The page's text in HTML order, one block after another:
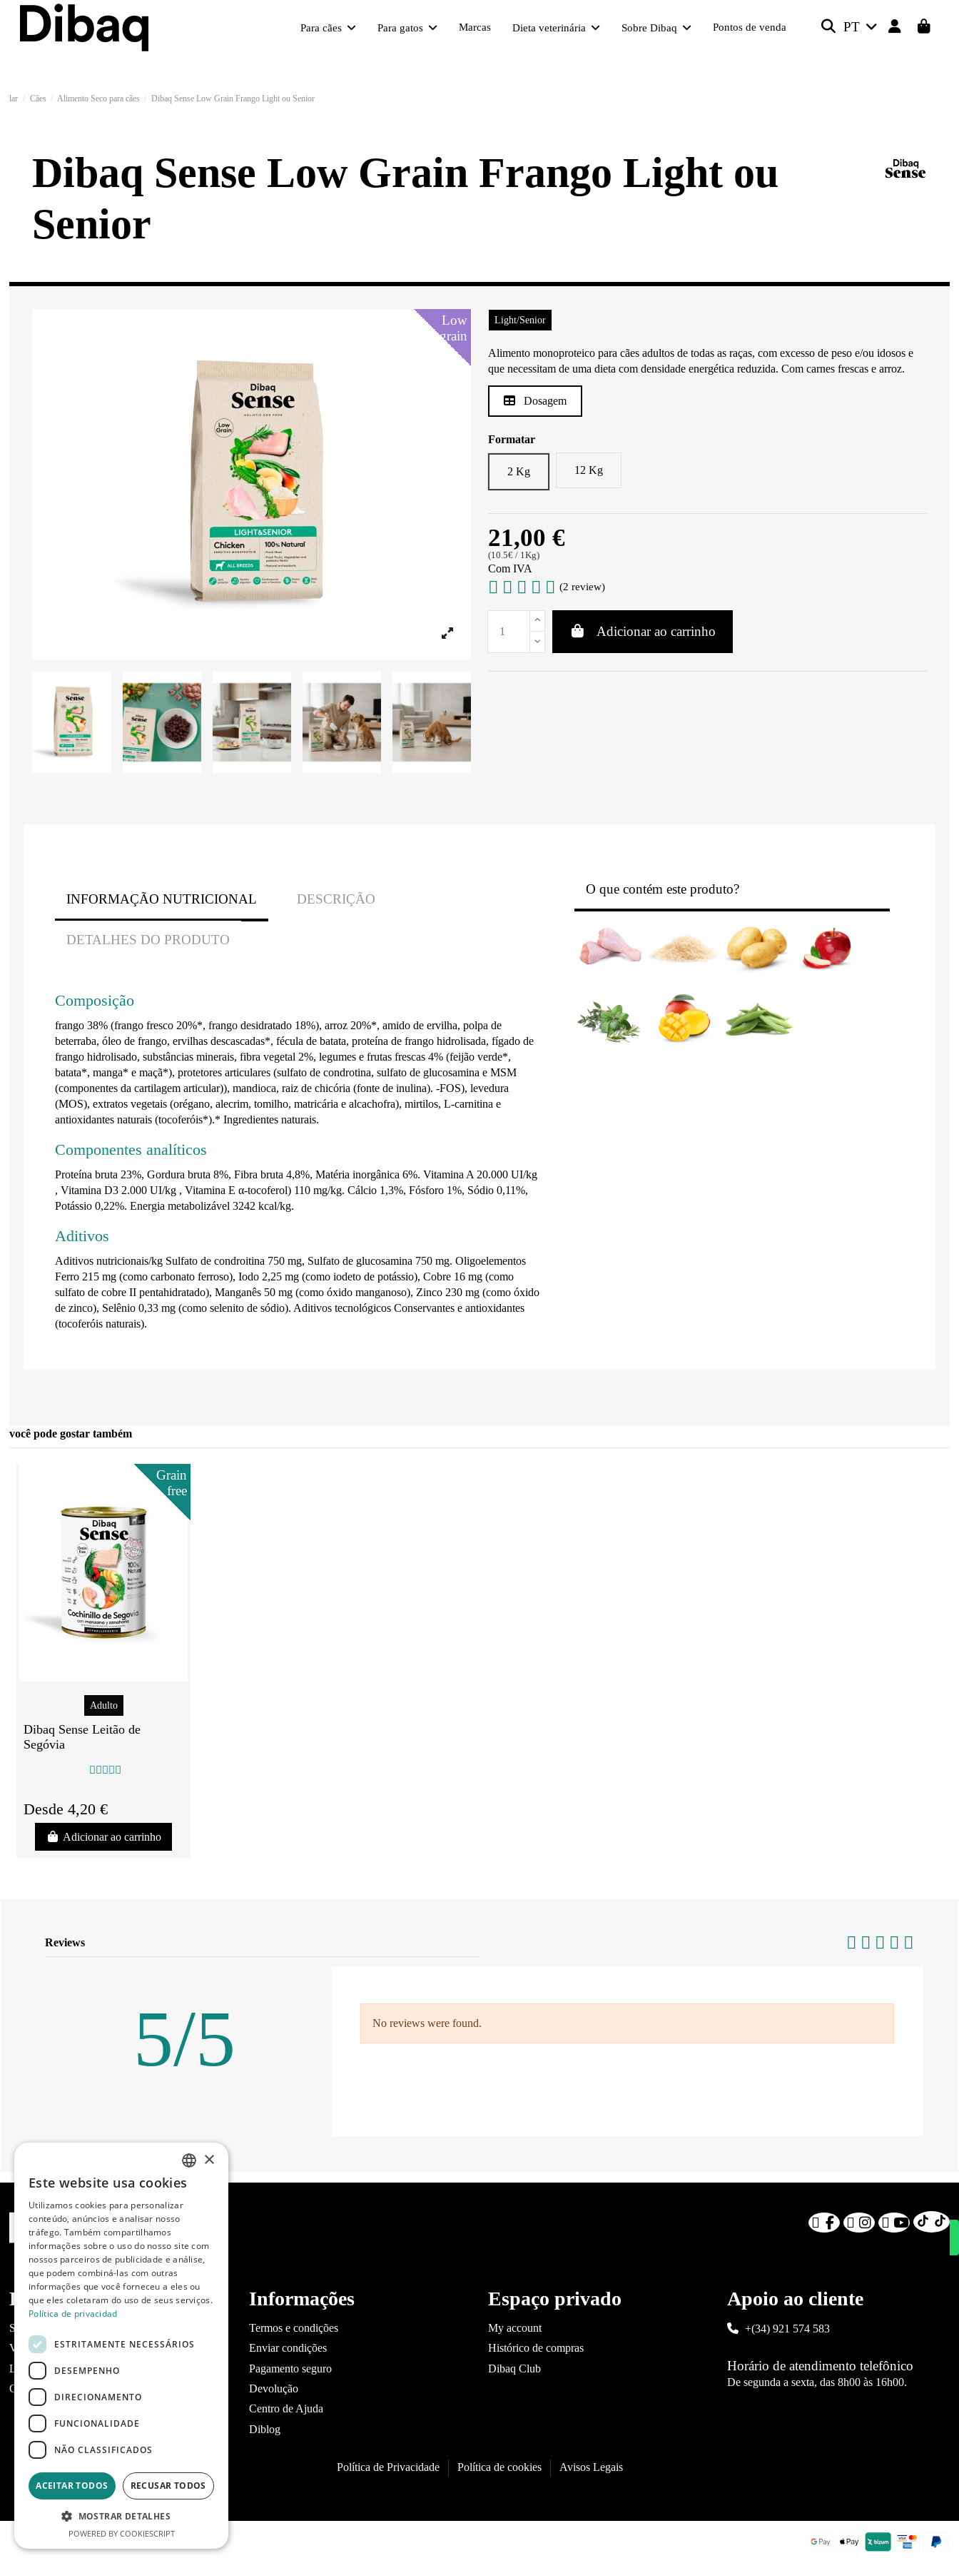
Para cães Para gatos Marcas Dieta veterinária Sobre Dibaq Pontos de venda PT
lar Cães Alimento Seco para cães Dibaq Sense Low Grain Frango Light ou Senior
Dibaq Sense Low Grain Frango Light ou
Senior
Low
grain
Low
grain
Low
grain
Low
grain
Low
grain
Low
grain
Light/Senior
Alimento monoproteico para cães adultos de todas as raças, com excesso de peso e/ou idosos e
que necessitam de uma dieta com densidade energética reduzida. Com carnes frescas e arroz.
Dosagem
Formatar
2 Kg 12 Kg
21,00 €
(10.5€ / 1Kg)
Com IVA
(2 review)
Adicionar ao carrinho
INFORMAÇÃO NUTRICIONAL DESCRIÇÃO
DETALHES DO PRODUTO
Composição
frango 38% (frango fresco 20%*, frango desidratado 18%), arroz 20%*, amido de ervilha, polpa de
beterraba, óleo de frango, ervilhas descascadas*, fécula de batata, proteína de frango hidrolisada, fígado de
frango hidrolisado, substâncias minerais, fibra vegetal 2%, legumes e frutas frescas 4% (feijão verde*,
batata*, manga* e maçã*), protetores articulares (sulfato de condrotina, sulfato de glucosamina e MSM
(componentes da cartilagem articular)), mandioca, raiz de chicória (fonte de inulina). -FOS), levedura
(MOS), extratos vegetais (orégano, alecrim, tomilho, matricária e alcachofra), mirtilos, L-carnitina e
antioxidantes naturais (tocoferóis*).* Ingredientes naturais.
Componentes analíticos
Proteína bruta 23%, Gordura bruta 8%, Fibra bruta 4,8%, Matéria inorgânica 6%. Vitamina A 20.000UI/kg
, Vitamina D3 2.000UI/kg , Vitamina E α-tocoferol) 110 mg/kg. Cálcio 1,3%, Fósforo 1%, Sódio 0,11%,
Potássio 0,22%. Energia metabolizável 3242 kcal/kg.
Aditivos
Aditivos nutricionais/kg Sulfato de condroitina 750 mg, Sulfato de glucosamina 750 mg. Oligoelementos
Ferro 215 mg (como carbonato ferroso), Iodo 2,25 mg (como iodeto de potássio), Cobre 16 mg (como
sulfato de cobre II pentahidratado), Manganês 50 mg (como óxido manganoso), Zinco 230 mg (como óxido
de zinco), Selênio 0,33 mg (como selenito de sódio). Aditivos tecnológicos Conservantes e antioxidantes
(tocoferóis naturais).
O que contém este produto?
você pode gostar também
Grain
free
Adulto
Dibaq Sense Leitão de
Segóvia
Desde 4,20 €
Adicionar ao carrinho
Reviews
5/5 No reviews were found.
Dibaq
Sobre a Dibaq
Você tem um negócio?
Lojas
Contato Dibaq Petcare
Informações
Termos e condições
Enviar condições
Pagamento seguro
Devolução
Centro de Ajuda
Diblog
Espaço privado
My account
Histórico de compras
Dibaq Club
Apoio ao cliente
+(34) 921 574 583
Horário de atendimento telefônico
De segunda a sexta, das 8h00 às 16h00.
Política de Privacidade Política de cookies Avisos Legais
SPANISH
PORTUGUESE
×
Este website usa cookies
Utilizamos cookies para personalizar
conteúdo, anúncios e analisar nosso
tráfego. Também compartilhamos
informações sobre o uso do nosso site com
nossos parceiros de publicidade e análise,
que podem combiná-las com outras
informações que você forneceu a eles ou
que eles coletaram do uso de seus serviços.
Política de privacidad
ESTRITAMENTE NECESSÁRIOS
DESEMPENHO
DIRECIONAMENTO
FUNCIONALIDADE
NÃO CLASSIFICADOS
ACEITAR TODOS RECUSAR TODOS
MOSTRAR DETALHES
POWERED BY COOKIESCRIPT